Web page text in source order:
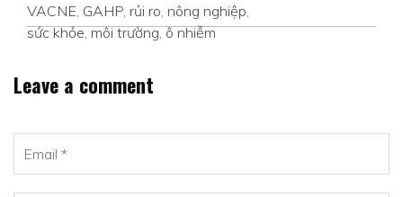
VACNE, GAHP, rủi ro, nông nghiệp,
sức khỏe,môi trường,ô nhiễm
Leave a comment